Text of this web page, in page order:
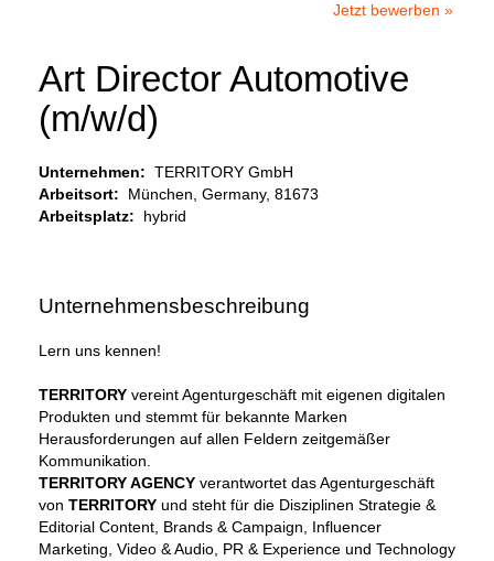
Jetzt bewerben »
Art Director Automotive
(m/w/d)
Unternehmen: TERRITORY GmbH
Arbeitsort: München, Germany, 81673
Arbeitsplatz: hybrid
Unternehmensbeschreibung
Lern uns kennen!
TERRITORY vereint Agenturgeschäft mit eigenen digitalen
Produkten und stemmt für bekannte Marken
Herausforderungen auf allen Feldern zeitgemäßer
Kommunikation.
TERRITORY AGENCY verantwortet das Agenturgeschäft
von TERRITORY und steht für die Disziplinen Strategie &
Editorial Content, Brands & Campaign, Influencer
Marketing, Video & Audio, PR & Experience und Technology